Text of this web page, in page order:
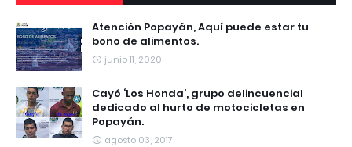
Atención Popayán, Aquí puede estar tu
bono de alimentos.
junio 11, 2020
Cayó ‘Los Honda’, grupo delincuencial
dedicado al hurto de motocicletas en
Popayán.
agosto 03, 2017